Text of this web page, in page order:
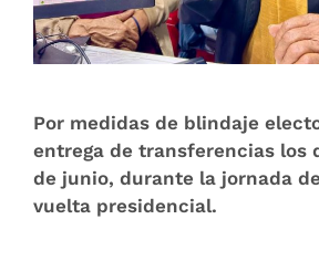
Por medidas de blindaje
entrega de transferencias los
de junio, durante la jornada
vuelta presidencial.